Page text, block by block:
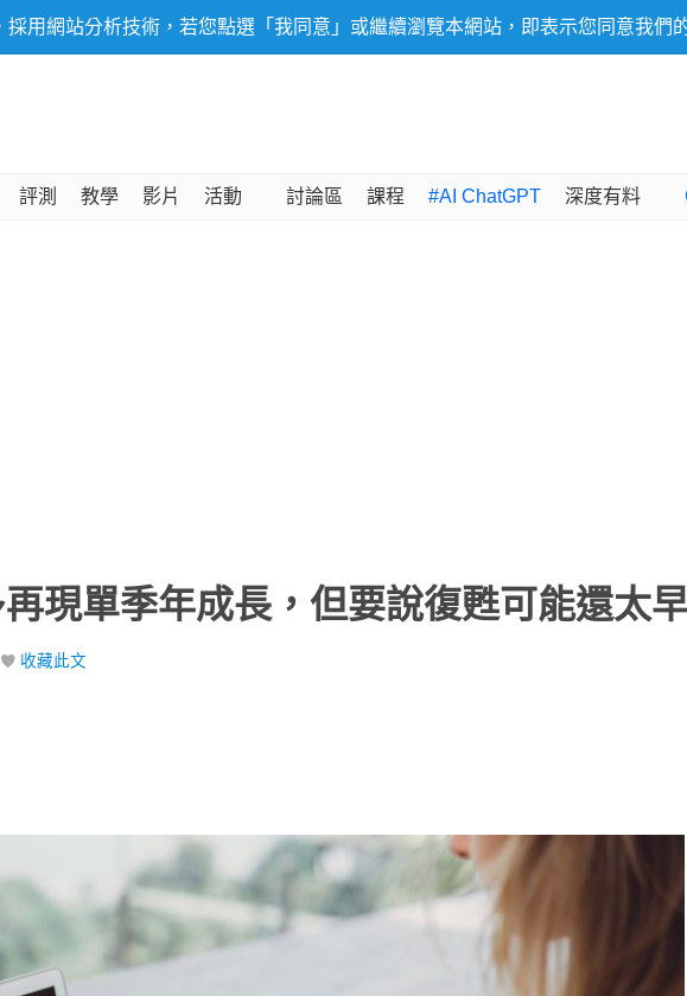
用網站分析技術，若您點選「我同意」或繼續瀏覽本網站，即表示您同意我們
評測 教學 影片 活動 討論區 課程 #AI ChatGPT 深度有料
現單季年成長，但要說復甦可能還太
收藏此文